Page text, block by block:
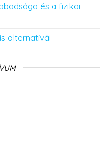
és a fizikai
alternatívái